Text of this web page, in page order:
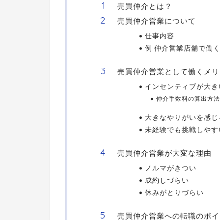
売買仲介とは？
売買仲介営業について
仕事内容
例:仲介営業店舗で働
売買仲介営業として働くメリ
インセンティブが大き
仲介手数料の算出方法
大きなやりがいを感じ
未経験でも挑戦しやす
売買仲介営業が大変な理由
ノルマがきつい
成約しづらい
休みがとりづらい
売買仲介営業への転職のポイ